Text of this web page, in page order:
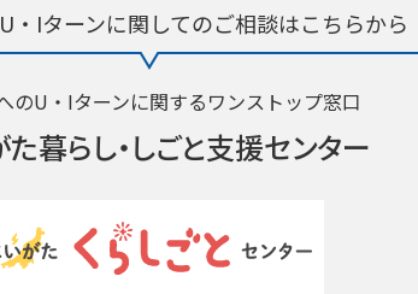
・Iターンに関してのご相談はこちらから
のU・Iターンに関するワンストップ窓口
暮らし・しごと支援センター